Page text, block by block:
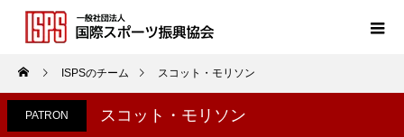
ISPSのチーム スコット・モリソン
PATRON スコット・モリソン